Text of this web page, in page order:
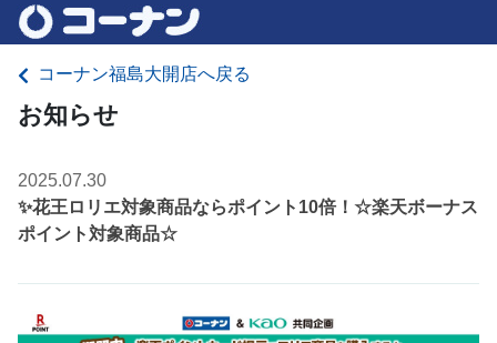
コーナン福島大開店へ戻る
お知らせ
2025.07.30
✨花王ロリエ対象商品ならポイント10倍！☆楽天ボーナス
ポイント対象商品☆